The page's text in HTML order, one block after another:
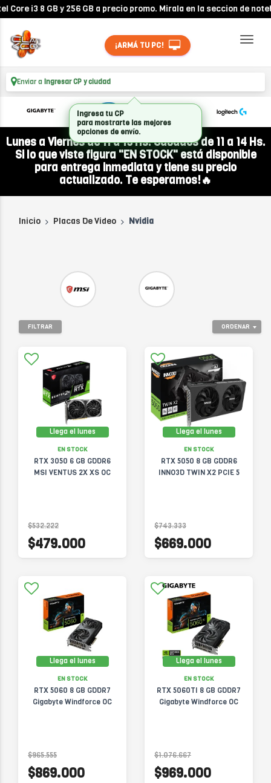
i3 8 GB y 256 GB a precio promo. Mirala en la seccion de
¡ARMÁ TU PC!
Enviar a Ingresar CP y ciudad
Lunes a Viernes de 11 a 19 Hs. Sábados de 11 a 14 Hs.
Si lo que viste figura "EN STOCK" está disponible
para entrega inmediata y tiene su precio
actualizado. Te esperamos!🔥
Inicio Placas De Video Nvidia
ORDENAR
FILTRAR
Llega el lunes
EN STOCK
RTX 3050 6 GB GDDR6
MSI VENTUS 2X XS OC
$532.222
$479.000
Llega el lunes
EN STOCK
RTX 5050 8 GB GDDR6
INNO3D TWIN X2 PCIE 5
$743.333
$669.000
Llega el lunes
EN STOCK
RTX 5060 8 GB GDDR7
Gigabyte Windforce OC
$965.555
$869.000
Llega el lunes
EN STOCK
RTX 5060TI 8 GB GDDR7
Gigabyte Windforce OC
$1.076.667
$969.000
Ingresa tu CP
para mostrarte las mejores
opciones de envío.